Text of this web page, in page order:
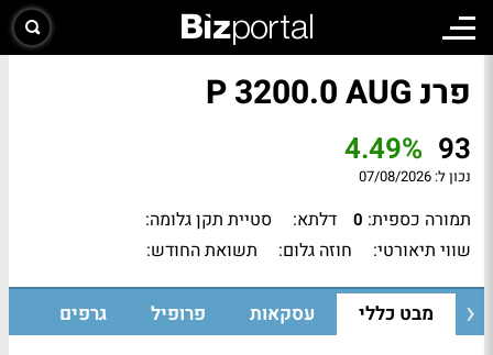
פרנ P 3200.0 AUG
93
4.49%
נכון ל: 07/08/2026
תמורה כספית: 0 דלתא:
סטיית תקן גלומה:
שווי תיאורטי:
חוזה גלום: תשואת החודש:
מבט כללי עסקאות פרופיל גרפים